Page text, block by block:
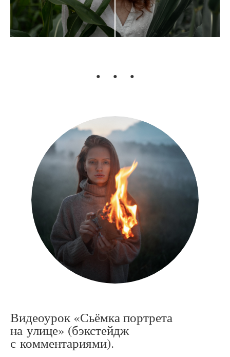
Видеоурок «Сьёмка портрета
на улице» (бэкстейдж
с комментариями).